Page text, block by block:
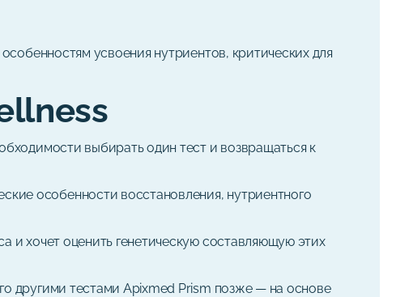
усвоения нутриентов, критических для
выбирать один тест и возвращаться к
особенности восстановления, нутриентного
и хочет оценить генетическую составляющую этих
другими тестами Apixmed Prism позже — на основе